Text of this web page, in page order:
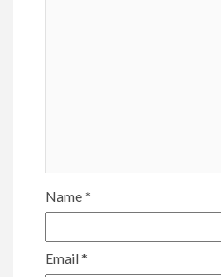
Name*
Email*